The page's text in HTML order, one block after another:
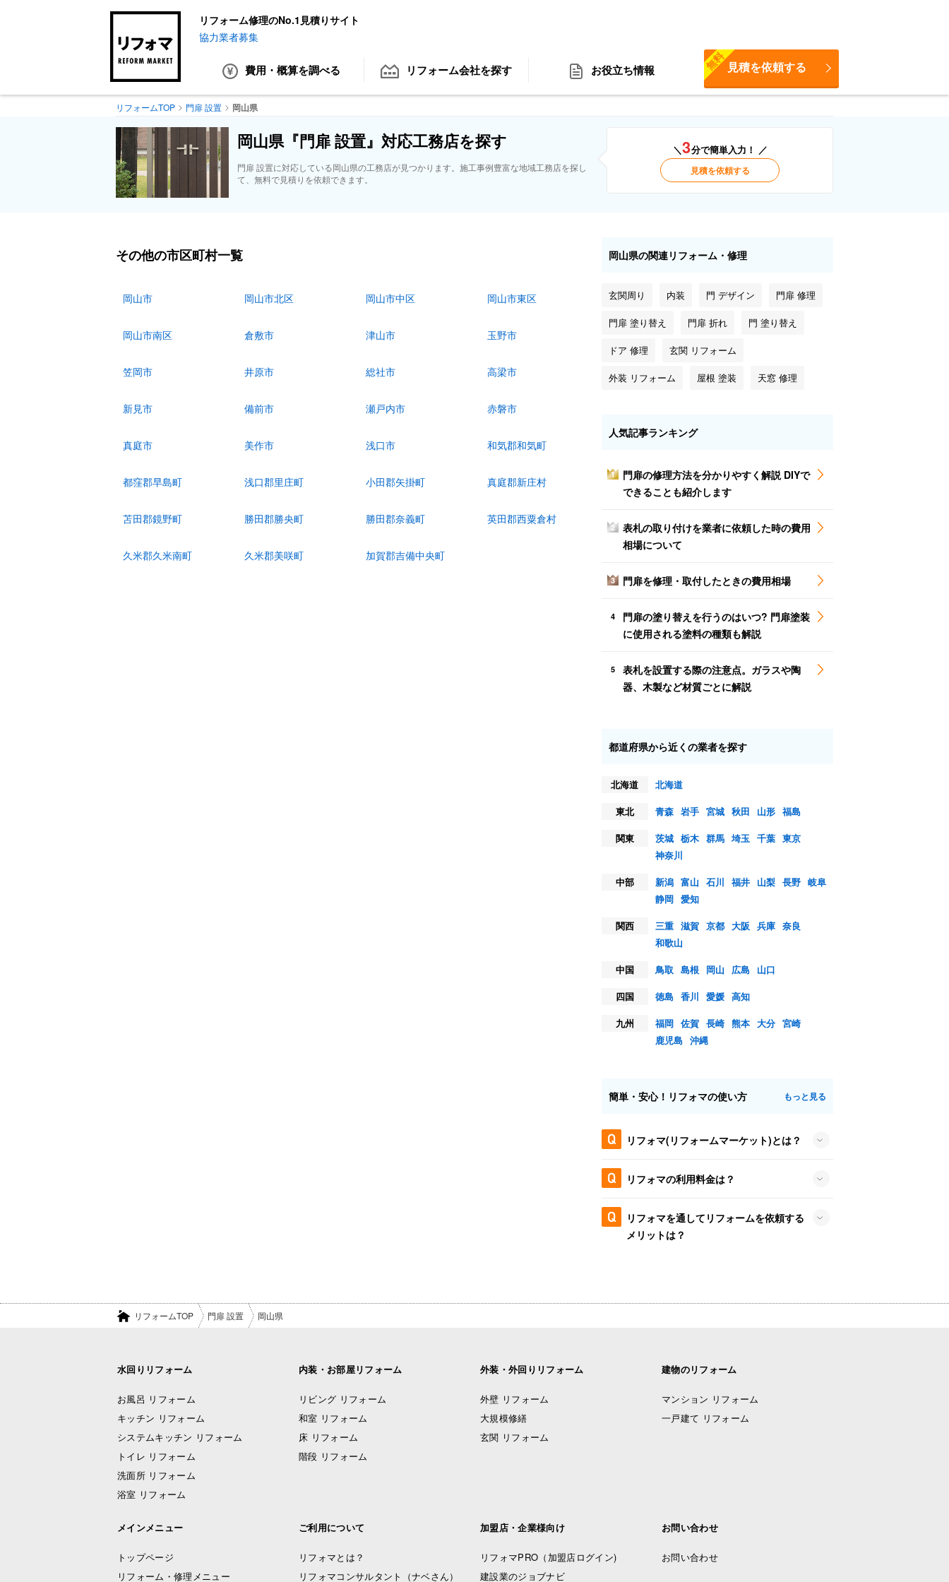
リフォーム修理のNo.1見積りサイト
協力業者募集
費用・概算を調べる リフォーム会社を探す お役立ち情報 見積を依頼する
無料
リフォームTOP 門扉 設置 岡山県
岡山県『門扉 設置』対応工務店を探す
門扉 設置に対応している岡山県の工務店が見つかります。施工事例豊富な地域工務店を探し
て、無料で見積りを依頼できます。
＼3分で簡単入力！ ／
見積を依頼する
その他の市区町村一覧
岡山市 岡山市北区 岡山市中区 岡山市東区
岡山市南区 倉敷市 津山市 玉野市
笠岡市 井原市 総社市 高梁市
新見市 備前市 瀬戸内市 赤磐市
真庭市 美作市 浅口市 和気郡和気町
都窪郡早島町 浅口郡里庄町 小田郡矢掛町 真庭郡新庄村
苫田郡鏡野町 勝田郡勝央町 勝田郡奈義町 英田郡西粟倉村
久米郡久米南町 久米郡美咲町 加賀郡吉備中央町
岡山県の関連リフォーム・修理
玄関周り 内装 門 デザイン 門扉 修理
門扉 塗り替え 門扉 折れ 門 塗り替え
ドア 修理 玄関 リフォーム
外装 リフォーム 屋根 塗装 天窓 修理
人気記事ランキング
1
門扉の修理方法を分かりやすく解説 DIYで
できることも紹介します
2
表札の取り付けを業者に依頼した時の費用
相場について
3 門扉を修理・取付したときの費用相場
4
門扉の塗り替えを行うのはいつ? 門扉塗装
に使用される塗料の種類も解説
5
表札を設置する際の注意点。ガラスや陶
器、木製など材質ごとに解説
都道府県から近くの業者を探す
北海道
北海道
東北
青森 岩手 宮城 秋田 山形 福島
関東
茨城 栃木 群馬 埼玉 千葉 東京
神奈川
中部
新潟 富山 石川 福井 山梨 長野 岐阜
静岡 愛知
関西
三重 滋賀 京都 大阪 兵庫 奈良
和歌山
中国
鳥取 島根 岡山 広島
山口
四国
徳島 香川 愛媛 高知
九州
福岡 佐賀 長崎 熊本 大分 宮崎
鹿児島 沖縄
簡単・安心！リフォマの使い方 もっと見る
リフォマ(リフォームマーケット)とは？
リフォマの利用料金は？
リフォマを通してリフォームを依頼する
メリットは？
リフォームTOP 門扉 設置 岡山県
水回りリフォーム
お風呂 リフォーム
キッチン リフォーム
システムキッチン リフォーム
トイレ リフォーム
洗面所 リフォーム
浴室 リフォーム
内装・お部屋リフォーム
リビング リフォーム
和室 リフォーム
床 リフォーム
階段 リフォーム
外装・外回りリフォーム
外壁 リフォーム
大規模修繕
玄関 リフォーム
建物のリフォーム
マンション リフォーム
一戸建て リフォーム
メインメニュー
トップページ
リフォーム・修理メニュー
ご利用について
リフォマとは？
リフォマコンサルタント（ナベさん）
加盟店・企業様向け
リフォマPRO （加盟店ログイン)
建設業のジョブナビ
お問い合わせ
お問い合わせ